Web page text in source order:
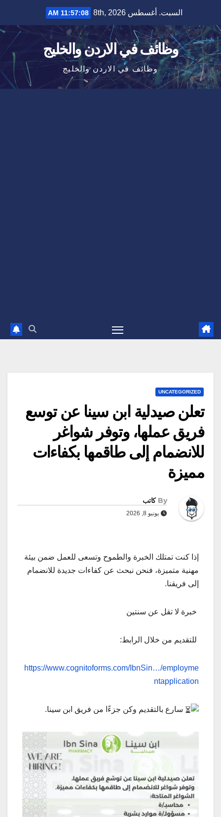
content
السبت. أغسطس 8th, 2026 11:57:09 AM
وظائف في الاردن والخليج
وظائف في الاردن والخليج
UNCATEGORIZED
تعلن صيدلية ابن سينا عن توسع
فريق عملها، وتوفر شواغر
للانضمام إلى طاقمها بكفاءات
مميزة
By كاتب
يونيو 8, 2026
إذا كنت تمتلك الخبرة والطموح وتسعى للعمل ضمن بيئة
مهنية متميزة، فنحن نبحث عن كفاءات جديدة للانضمام
إلى فريقنا.
خبرة لا تقل عن سنتين
للتقديم من خلال الرابط:
https://www.cognitoforms.com/IbnSin…/employme
ntapplication
سارع بالتقديم وكن جزءًا من فريق ابن سينا.